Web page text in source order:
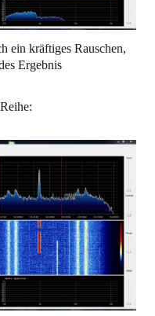
ein kräftiges Rauschen,
Ergebnis